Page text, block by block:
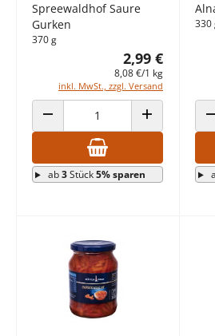
Spreewaldhof Saure
Gurken
370 g
2,99 €
8,08 €/1 kg
inkl. MwSt., zzgl. Versand
ANZAHL VERRINGERN ANZAHL
ab3Stück5% sparen
330